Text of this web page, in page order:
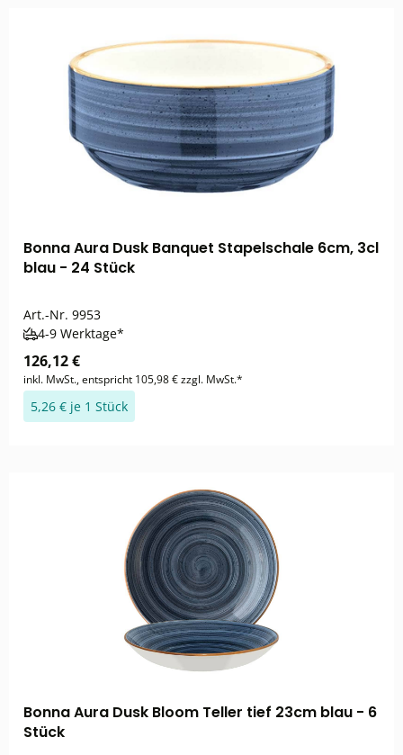
Bonna Aura Dusk Banquet Stapelschale 6cm, 3cl
blau - 24 Stück
Art.-Nr. 9953
4-9 Werktage*
126,12 €
inkl. MwSt., entspricht 105,98 € zzgl. MwSt.*
5,26 € je 1 Stück
Bonna Aura Dusk Bloom Teller tief 23cm blau - 6
Stück